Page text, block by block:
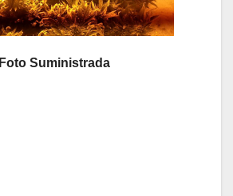
Foto Suministrada